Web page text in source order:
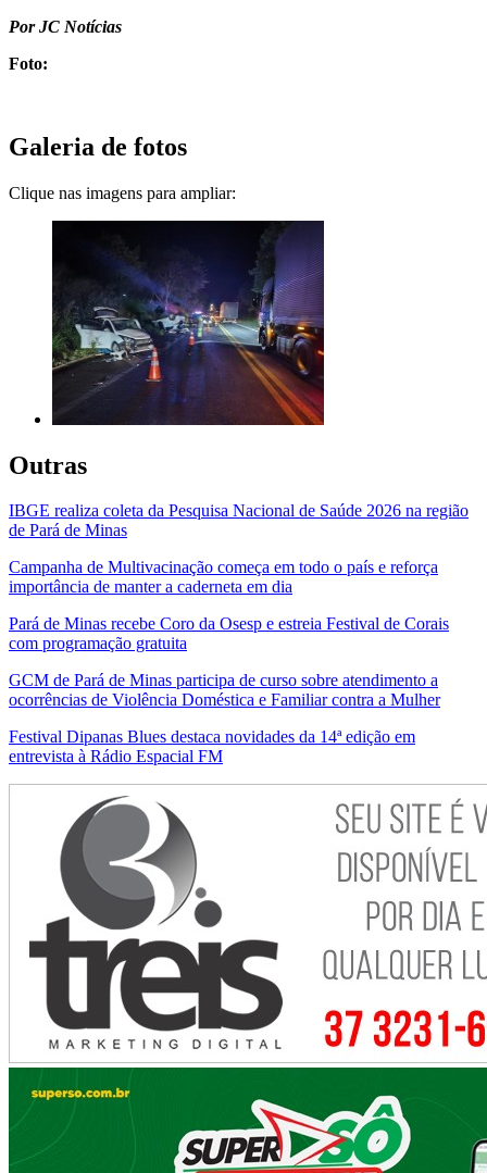
Por JC Notícias
Foto:
Galeria de fotos
Clique nas imagens para ampliar:
Outras
IBGE realiza coleta da Pesquisa Nacional de Saúde 2026 na região
de Pará de Minas
Campanha de Multivacinação começa em todo o país e reforça
importância de manter a caderneta em dia
Pará de Minas recebe Coro da Osesp e estreia Festival de Corais
com programação gratuita
GCM de Pará de Minas participa de curso sobre atendimento a
ocorrências de Violência Doméstica e Familiar contra a Mulher
Festival Dipanas Blues destaca novidades da 14ª edição em
entrevista à Rádio Espacial FM